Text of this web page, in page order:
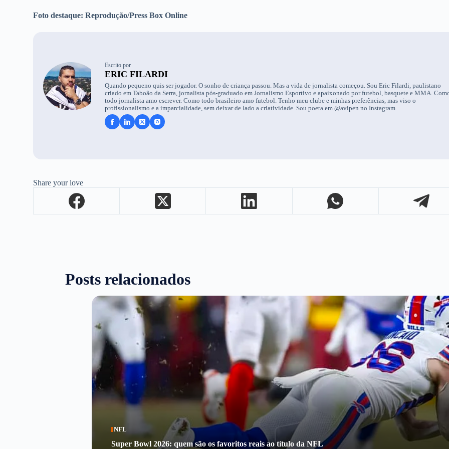
Foto destaque: Reprodução/Press Box Online
Escrito por
ERIC FILARDI
Quando pequeno quis ser jogador. O sonho de criança passou. Mas a vida de jornalista começou. Sou Eric Filardi, paulistano
criado em Taboão da Serra, jornalista pós-graduado em Jornalismo Esportivo e apaixonado por futebol, basquete e MMA.
todo jornalista amo escrever. Como todo brasileiro amo futebol. Tenho meu clube e minhas preferências, mas viso o
profissionalismo e a imparcialidade, sem deixar de lado a criatividade. Sou poeta em @avipen no Instagram.
Share your love
Posts relacionados
NFL
Super Bowl 2026: quem são os favoritos reais ao título da NFL